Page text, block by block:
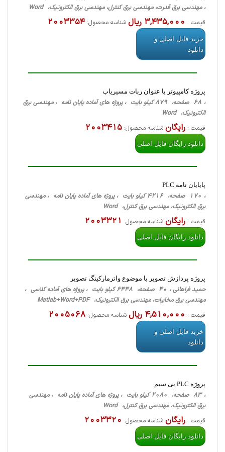
، مهندسی برق قدرت، مهندسی برق کنترل، مهندسی برق الکترونیک، Word
قیمت : 3,435,000 ریال شناسه محصول:2003354
خرید فایل اصلی و
دانلود
پروژه کامپیوتر با عنوان ربات مسیریاب
، 68 صفحه، 879 کیلو بایت ، پروژه های آماده پایان نامه ، مهندسی برق
الکترونیک، Word
قیمت : رایگانشناسه محصول: 2003415
دانلود رایگان فایل اصلی
پایایان نامه PLC
، 170 صفحه، 4216 کیلو بایت ، پروژه های آماده پایان نامه ، مهندسی
برق الکترونیک، مهندسی برق کنترل، Word
قیمت : رایگانشناسه محصول: 2003321
دانلود رایگان فایل اصلی
پروژه پردازش تصویر با موضوع واترمارکینگ تصویر
حمید فراهانی ، 40 صفحه، 6448 کیلو بایت ، پروژه های آماده کلاسی ،
مهندسی برق مخابرات، مهندسی برق الکترونیک، Matlab+Word+PDF
قیمت : 4,510,000 ریال شناسه محصول: 2005068
خرید فایل اصلی و
دانلود
پروژه PLC بی سیم
، 83 صفحه، 2080 کیلو بایت ، پروژه های آماده پایان نامه ، مهندسی
برق الکترونیک، مهندسی برق کنترل، Word
قیمت : رایگانشناسه محصول: 2003320
دانلود رایگان فایل اصلی